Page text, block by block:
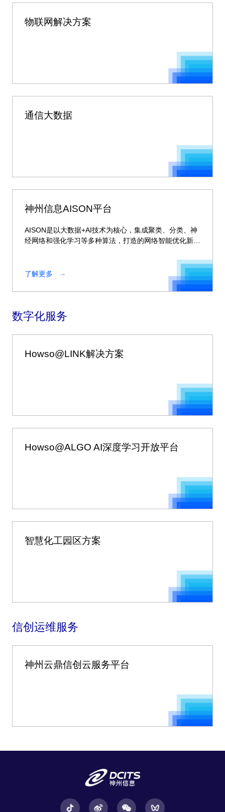
物联网解决方案
通信大数据
神州信息AISON平台
AISON是以大数据+AI技术为核心，集成聚类、分类、神
经网络和强化学习等多种算法，打造的网络智能优化新平
了解更多
数字化服务
Howso@LINK解决方案
Howso@ALGO AI深度学习开放平台
智慧化工园区方案
信创运维服务
神州云鼎信创云服务平台